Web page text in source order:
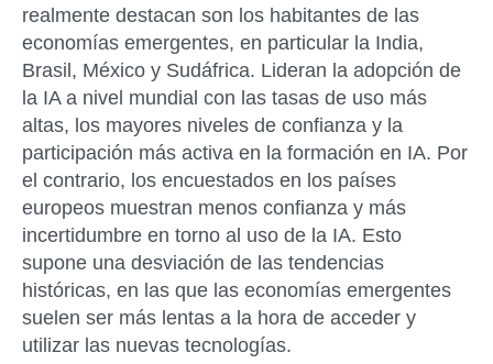
realmente destacan son los habitantes de las
economías emergentes, en particular la India,
Brasil, México y Sudáfrica. Lideran la adopción de
la IA a nivel mundial con las tasas de uso más
altas, los mayores niveles de confianza y la
participación más activa en la formación en IA. Por
el contrario, los encuestados en los países
europeos muestran menos confianza y más
incertidumbre en torno al uso de la IA. Esto
supone una desviación de las tendencias
históricas, en las que las economías emergentes
suelen ser más lentas a la hora de acceder y
utilizar las nuevas tecnologías.